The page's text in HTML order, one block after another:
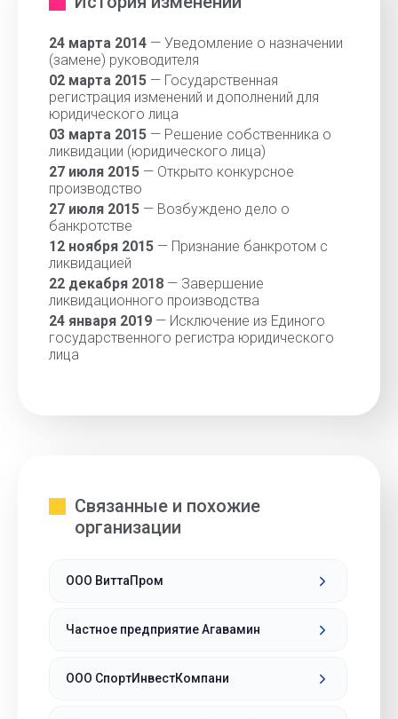
24 марта 2014 — Уведомление о назначении
(замене) руководителя
02 марта 2015 — Государственная
регистрация изменений и дополнений для
юридического лица
03 марта 2015 — Решение собственника о
ликвидации (юридического лица)
27 июля 2015 — Открыто конкурсное
производство
27 июля 2015 — Возбуждено дело о
банкротстве
12 ноября 2015 — Признание банкротом с
ликвидацией
22 декабря 2018 — Завершение
ликвидационного производства
24 января 2019 — Исключение из Единого
государственного регистра юридического
лица
Связанные и похожие
организации
ООО ВиттаПром
Частное предприятие Агавамин
ООО СпортИнвестКомпани